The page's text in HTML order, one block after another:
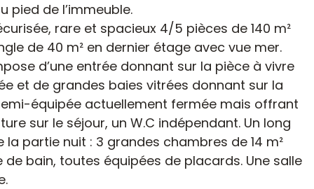
pied de l’immeuble.
rare et spacieux 4/5 pièces de 140 m²
de 40 m² en dernier étage avec vue mer.
d’une entrée donnant sur la pièce à vivre
et de grandes baies vitrées donnant sur la
équipée actuellement fermée mais offrant
sur le séjour, un W.C indépendant. Un long
partie nuit : 3 grandes chambres de 14 m²
bain, toutes équipées de placards. Une salle